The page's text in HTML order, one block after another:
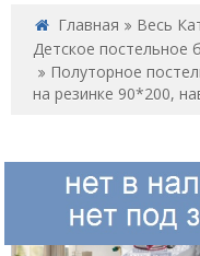
Главная
Весь
Детское постельное
Полуторное
на резинке 90*200,